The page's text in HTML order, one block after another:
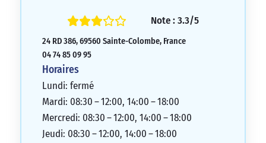
Note : 3.3/5
24 RD 386, 69560 Sainte-Colombe, France
04 74 85 09 95
Horaires
Lundi: fermé
Mardi: 08:30 – 12:00, 14:00 – 18:00
Mercredi: 08:30 – 12:00, 14:00 – 18:00
Jeudi: 08:30 – 12:00, 14:00 – 18:00